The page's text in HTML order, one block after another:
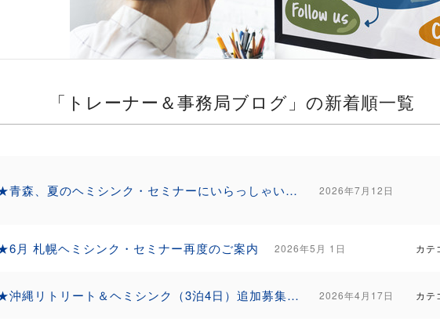
「トレーナー＆事務局ブログ」の新着順一覧
トレーナー主催★青森、夏のヘミシンク・セミナーにいらっしゃいませ！！ 2026年7月12日
月 札幌ヘミシンク・セミナー再度のご案内 2026年5月 1日 カテ
トレーナー主催★沖縄リトリート＆ヘミシンク（3泊4日）追加募集のご案内 2026年4月17日 カテ